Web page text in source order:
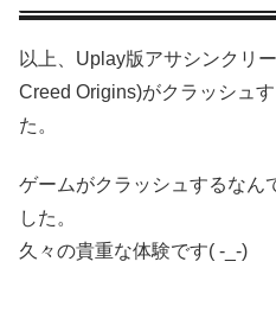
以上、Uplay版アサシンクリ
Creed Origins)がクラッシュ
た。
ゲームがクラッシュするなん
した。
久々の貴重な体験です( -_-)